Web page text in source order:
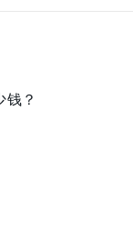
？